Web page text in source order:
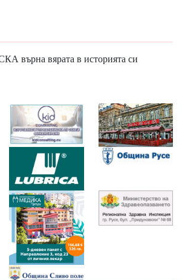
върна вярата в историята си